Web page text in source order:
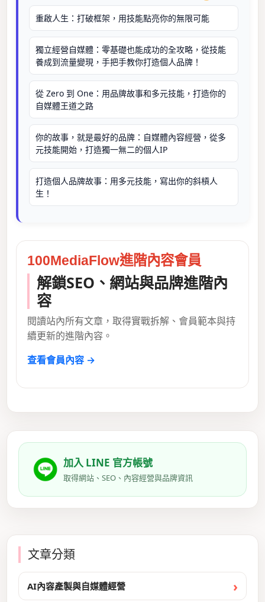
重啟人生：打破框架，用技能點亮你的無限可能
獨立經營自媒體：零基礎也能成功的全攻略，從技能
養成到流量變現，手把手教你打造個人品牌！
從 Zero 到 One：用品牌故事和多元技能，打造你的
自媒體王道之路
你的故事，就是最好的品牌：自媒體內容經營，從多
元技能開始，打造獨一無二的個人IP
打造個人品牌故事：用多元技能，寫出你的斜槓人
生！
100MediaFlow進階內容會員
解鎖SEO、網站與品牌進階內
容
閱讀站內所有文章，取得實戰拆解、會員範本與持
續更新的進階內容。
查看會員內容 →
加入 LINE 官方帳號
取得網站、SEO、內容經營與品牌資訊
文章分類
AI內容產製與自媒體經營